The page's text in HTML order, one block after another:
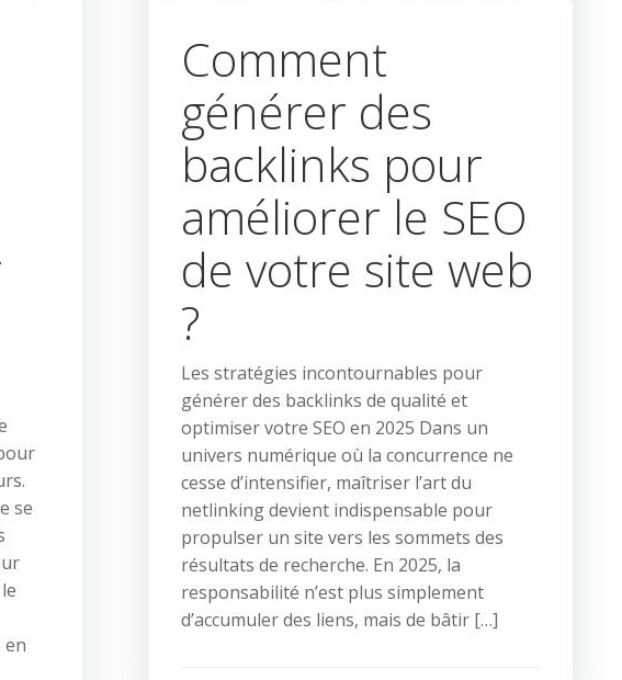
se
en
Comment
générer des
backlinks pour
améliorer le SEO
de votre site web
?
Les stratégies incontournables pour
générer des backlinks de qualité et
optimiser votre SEO en 2025 Dans un
univers numérique où la concurrence ne
cesse d’intensifier, maîtriser l’art du
netlinking devient indispensable pour
propulser un site vers les sommets des
résultats de recherche. En 2025, la
responsabilité n’est plus simplement
d’accumuler des liens, mais de bâtir […]